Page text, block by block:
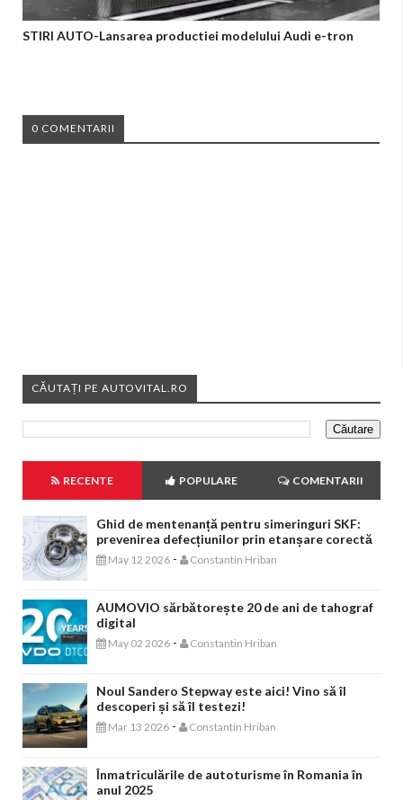
STIRI AUTO-Lansarea productiei modelului Audi e-tron
0 COMENTARII
CĂUTAȚI PE AUTOVITAL.RO
RECENTE POPULARE COMENTARII
Ghid de mentenanță pentru simeringuri SKF:
prevenirea defecțiunilor prin etanșare corectă
May 12 2026 - Constantin Hriban
AUMOVIO sărbătorește 20 de ani de tahograf
digital
May 02 2026 - Constantin Hriban
Noul Sandero Stepway este aici! Vino să îl
descoperi și să îl testezi!
Mar 13 2026 - Constantin Hriban
Înmatriculările de autoturisme în Romania în
anul 2025